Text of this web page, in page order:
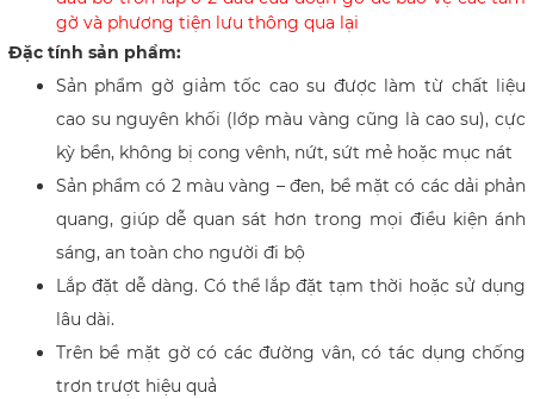
gờ và phương tiện lưu thông qua lại
​Đặc tính sản phẩm:
Sản phẩm gờ giảm tốc cao su được làm từ chất liệu
cao su nguyên khối (lớp màu vàng cũng là cao su), cực
kỳ bền, không bị cong vênh, nứt, sứt mẻ hoặc mục nát
Sản phẩm có 2 màu vàng – đen, bề mặt có các dải phản
quang, giúp dễ quan sát hơn trong mọi điều kiện ánh
sáng, an toàn cho người đi bộ
Lắp đặt dễ dàng. Có thể lắp đặt tạm thời hoặc sử dụng
lâu dài.
Trên bề mặt gờ có các đường vân, có tác dụng chống
trơn trượt hiệu quả